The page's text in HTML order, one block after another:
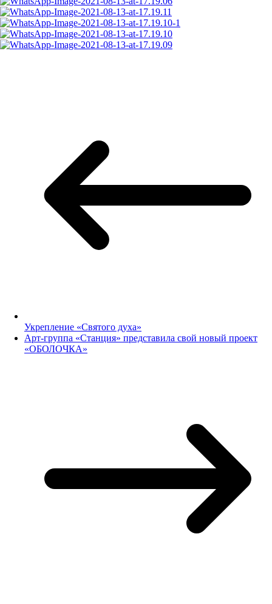
Укрепление «Святого духа»
Арт-группа «Станция» представила свой новый проект
«ОБОЛОЧКА»